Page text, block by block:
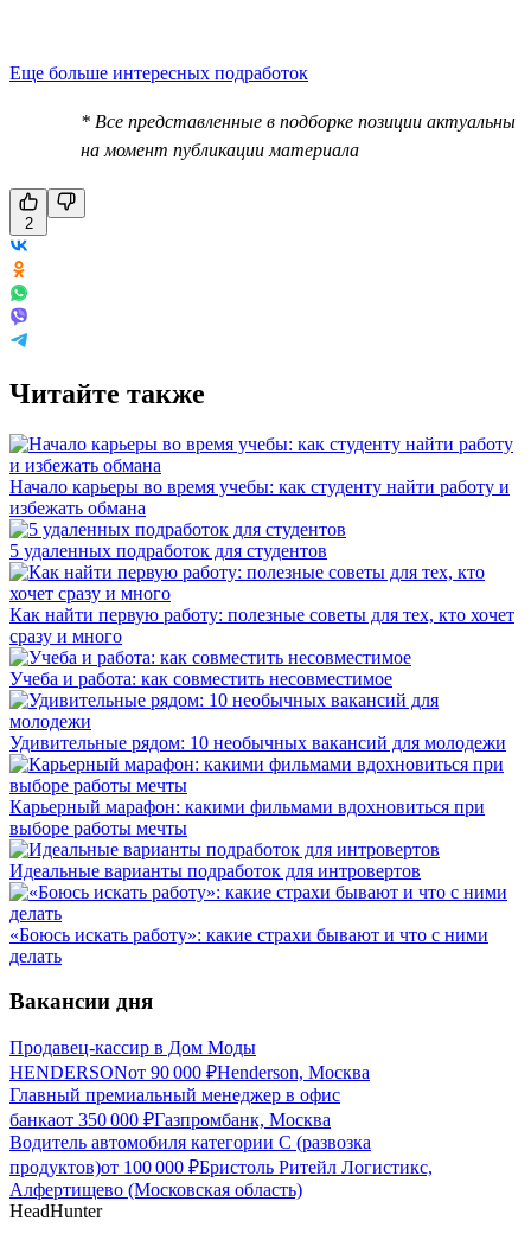
Еще больше интересных подработок
* Все представленные в подборке позиции актуальны
на момент публикации материала
2
Читайте также
Начало карьеры во время учебы: как студенту найти работу и
избежать обмана
5 удаленных подработок для студентов
Как найти первую работу: полезные советы для тех, кто хочет
сразу и много
Учеба и работа: как совместить несовместимое
Удивительные рядом: 10 необычных вакансий для молодежи
Карьерный марафон: какими фильмами вдохновиться при
выборе работы мечты
Идеальные варианты подработок для интровертов
«Боюсь искать работу»: какие страхи бывают и что с ними
делать
Вакансии дня
Продавец-кассир в Дом Моды
HENDERSONот 90 000 ₽Henderson, Москва
Главный премиальный менеджер в офис
банкаот 350 000 ₽Газпромбанк, Москва
Водитель автомобиля категории C (развозка
продуктов)от 100 000 ₽Бристоль Ритейл Логистикс,
Алфертищево (Московская область)
HeadHunter